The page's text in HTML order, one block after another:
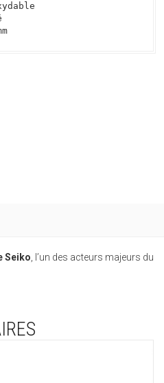
Seiko , l’un des acteurs majeurs du